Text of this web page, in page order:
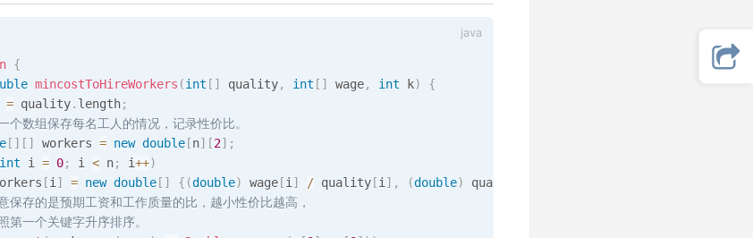
{
mincostToHireWorkers (int [ ] quality, int [ ] wage, int k)
{
= quality. length;
数组保存每名工人的情况，记录性价比。
[ ] [ ] workers = new double[n] [2] ;
int i = 0; i < n; i++)
[i ] = new double[ ] { (double) wage[i ] / quality[i ] , (double) quality
存的是预期工资和工作质量的比，越小性价比越高，
一个关键字升序排序。